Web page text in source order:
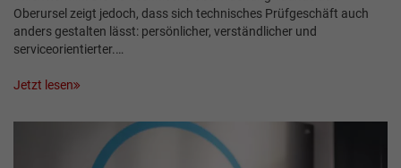
Oberursel zeigt jedoch, dass sich technisches Prüfgeschäft auch
anders gestalten lässt: persönlicher, verständlicher und
serviceorientierter.…
Jetzt lesen